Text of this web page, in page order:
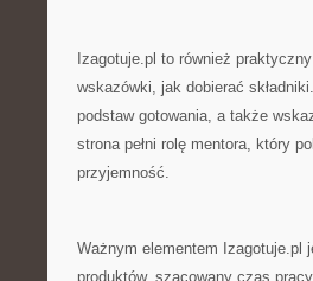
Izagotuje.pl to również
wskazówki, jak dobierać
podstaw gotowania, a także
strona pełni rolę mentora, który
przyjemność.
Ważnym elementem Izagotuje.pl
produktów, szacowany czas